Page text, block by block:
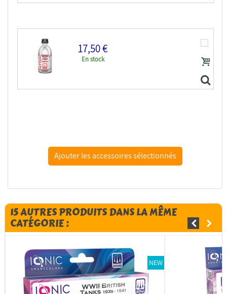
ATOM MIG peinture maquette 20530 Diluant & Nettoyant...
17,50 €
En stock
ATOM MIG peinture maquette 20531 Diluant & Nettoyant...
15 AUTRES PRODUITS DANS LA MÊME
CATÉGORIE :
NEW